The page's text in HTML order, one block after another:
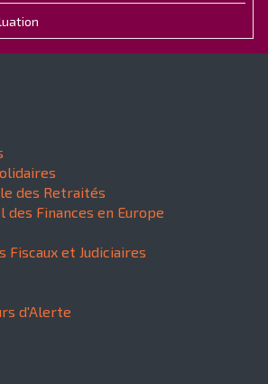
des Retraités
des Finances en Europe
Fiscaux et Judiciaires
d'Alerte